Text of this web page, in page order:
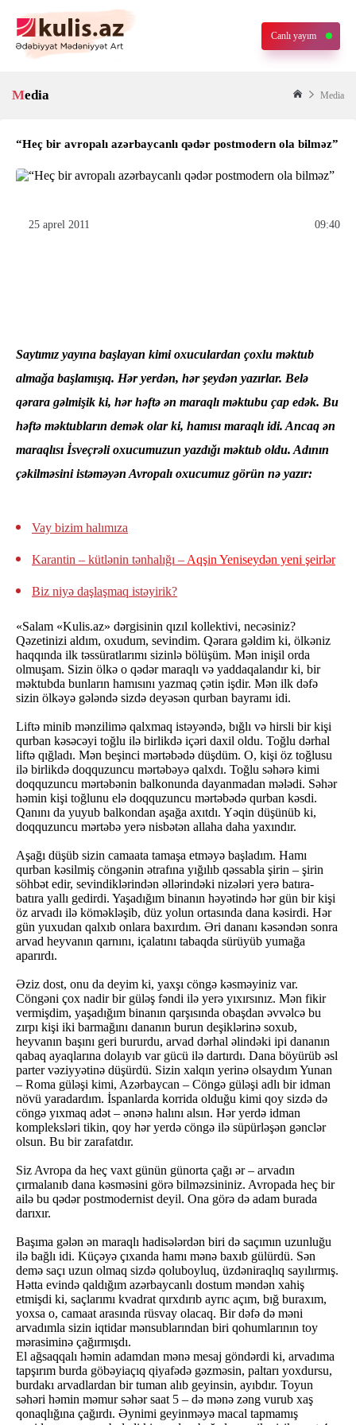
Canlı yayım
Media Media
“Heç bir avropalı azərbaycanlı qədər postmodern ola bilməz”
25 aprel 2011 09:40
Saytımız yayına başlayan kimi oxuculardan çoxlu məktub
almağa başlamışıq. Hər yerdən, hər şeydən yazırlar. Belə
qərara gəlmişik ki, hər həftə ən maraqlı məktubu çap edək. Bu
həftə məktubların demək olar ki, hamısı maraqlı idi. Ancaq ən
maraqlısı İsveçrəli oxucumuzun yazdığı məktub oldu. Adının
çəkilməsini istəməyən Avropalı oxucumuz görün nə yazır:
Vay bizim halımıza
Karantin – kütlənin tənhalığı – Aqşin Yeniseydən yeni şeirlər
Biz niyə daşlaşmaq istəyirik?
«Salam «Kulis.az» dərgisinin qızıl kollektivi, necəsiniz?
Qəzetinizi aldım, oxudum, sevindim. Qərara gəldim ki, ölkəniz
haqqında ilk təssüratlarımı sizinlə bölüşüm. Mən inişil orda
olmuşam. Sizin ölkə o qədər maraqlı və yaddaqalandır ki, bir
məktubda bunların hamısını yazmaq çətin işdir. Mən ilk dəfə
sizin ölkəyə gələndə sizdə deyəsən qurban bayramı idi.
Liftə minib mənzilimə qalxmaq istəyəndə, bığlı və hirsli bir kişi
qurban kəsəcəyi toğlu ilə birlikdə içəri daxil oldu. Toğlu dərhal
liftə qığladı. Mən beşinci mərtəbədə düşdüm. O, kişi öz toğlusu
ilə birlikdə doqquzuncu mərtəbəyə qalxdı. Toğlu səhərə kimi
doqquzuncu mərtəbənin balkonunda dayanmadan mələdi. Səhər
həmin kişi toğlunu elə doqquzuncu mərtəbədə qurban kəsdi.
Qanını da yuyub balkondan aşağa axıtdı. Yəqin düşünüb ki,
doqquzuncu mərtəbə yerə nisbətən allaha daha yaxındır.
Aşağı düşüb sizin camaata tamaşa etməyə başladım. Hamı
qurban kəsilmiş cöngənin ətrafına yığılıb qəssabla şirin – şirin
söhbət edir, sevindiklərindən əllərindəki nizələri yerə batıra-
batıra yallı gedirdi. Yaşadığım binanın həyətində hər gün bir kişi
öz arvadı ilə köməkləşib, düz yolun ortasında dana kəsirdi. Hər
gün yuxudan qalxıb onlara baxırdım. Əri dananı kəsəndən sonra
arvad heyvanın qarnını, içalatını tabaqda sürüyüb yumağa
aparırdı.
Əziz dost, onu da deyim ki, yaxşı cöngə kəsməyiniz var.
Cöngəni çox nadir bir güləş fəndi ilə yerə yıxırsınız. Mən fikir
vermişdim, yaşadığım binanın qarşısında obaşdan əvvəlcə bu
zırpı kişi iki barmağını dananın burun deşiklərinə soxub,
heyvanın başını geri bururdu, arvad dərhal əlindəki ipi dananın
qabaq ayaqlarına dolayıb var gücü ilə dartırdı. Dana böyürüb əsl
parter vəziyyətinə düşürdü. Sizin xalqın yerinə olsaydım Yunan
– Roma güləşi kimi, Azərbaycan – Cöngə güləşi adlı bir idman
növü yaradardım. İspanlarda korrida olduğu kimi qoy sizdə də
cöngə yıxmaq adət – ənənə halını alsın. Hər yerdə idman
kompleksləri tikin, qoy hər yerdə cöngə ilə süpürləşən gənclər
olsun. Bu bir zarafatdır.
Siz Avropa da heç vaxt günün günorta çağı ər – arvadın
çırmalanıb dana kəsməsini görə bilməzsininiz. Avropada heç bir
ailə bu qədər postmodernist deyil. Ona görə də adam burada
darıxır.
Başıma gələn ən maraqlı hadisələrdən biri də saçımın uzunluğu
ilə bağlı idi. Küçəyə çıxanda hamı mənə baxıb gülürdü. Sən
demə saçı uzun olmaq sizdə qoluboyluq, üzdəniraqlıq sayılırmış.
Hətta evində qaldığım azərbaycanlı dostum məndən xahiş
etmişdi ki, saçlarımı kvadrat qırxdırıb ayrıc açım, bığ buraxım,
yoxsa o, camaat arasında rüsvay olacaq. Bir dəfə də məni
arvadımla sizin iqtidar mənsublarından biri qohumlarının toy
mərasiminə çağırmışdı.
El ağsaqqalı həmin adamdan mənə mesaj göndərdi ki, arvadıma
tapşırım burda göbəyiaçıq qiyafədə gəzməsin, paltarı yoxdursu,
burdakı arvadlardan bir tuman alıb geyinsin, ayıbdır. Toyun
səhəri həmin məmur səhər saat 5 – də mənə zəng vurub xaş
qonaqlığına çağırdı. Əynimi geyinməyə macal tapmamış